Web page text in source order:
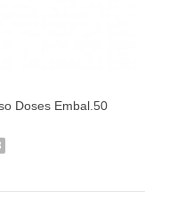
Doses Embal.50